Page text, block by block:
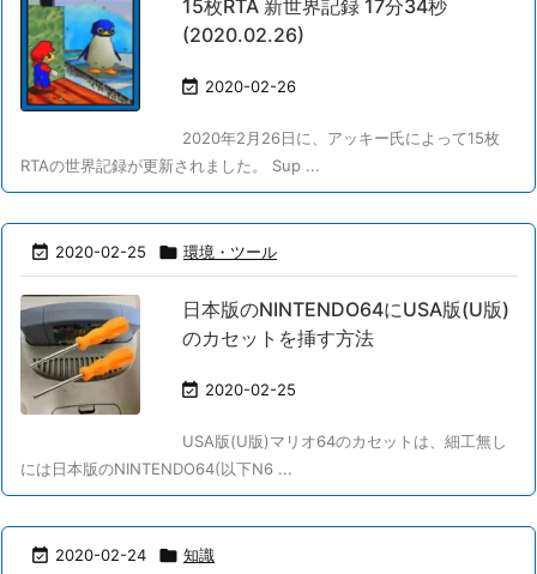
15枚RTA 新世界記録 17分34秒
(2020.02.26)
 2020-02-26
2020年2月26日に、アッキー氏によって15枚
RTAの世界記録が更新されました。 Sup ...
 2020-02-25  環境・ツール
日本版のNINTENDO64にUSA版(U版)
のカセットを挿す方法
 2020-02-25
USA版(U版)マリオ64のカセットは、細工無し
には日本版のNINTENDO64(以下N6 ...
 2020-02-24  知識